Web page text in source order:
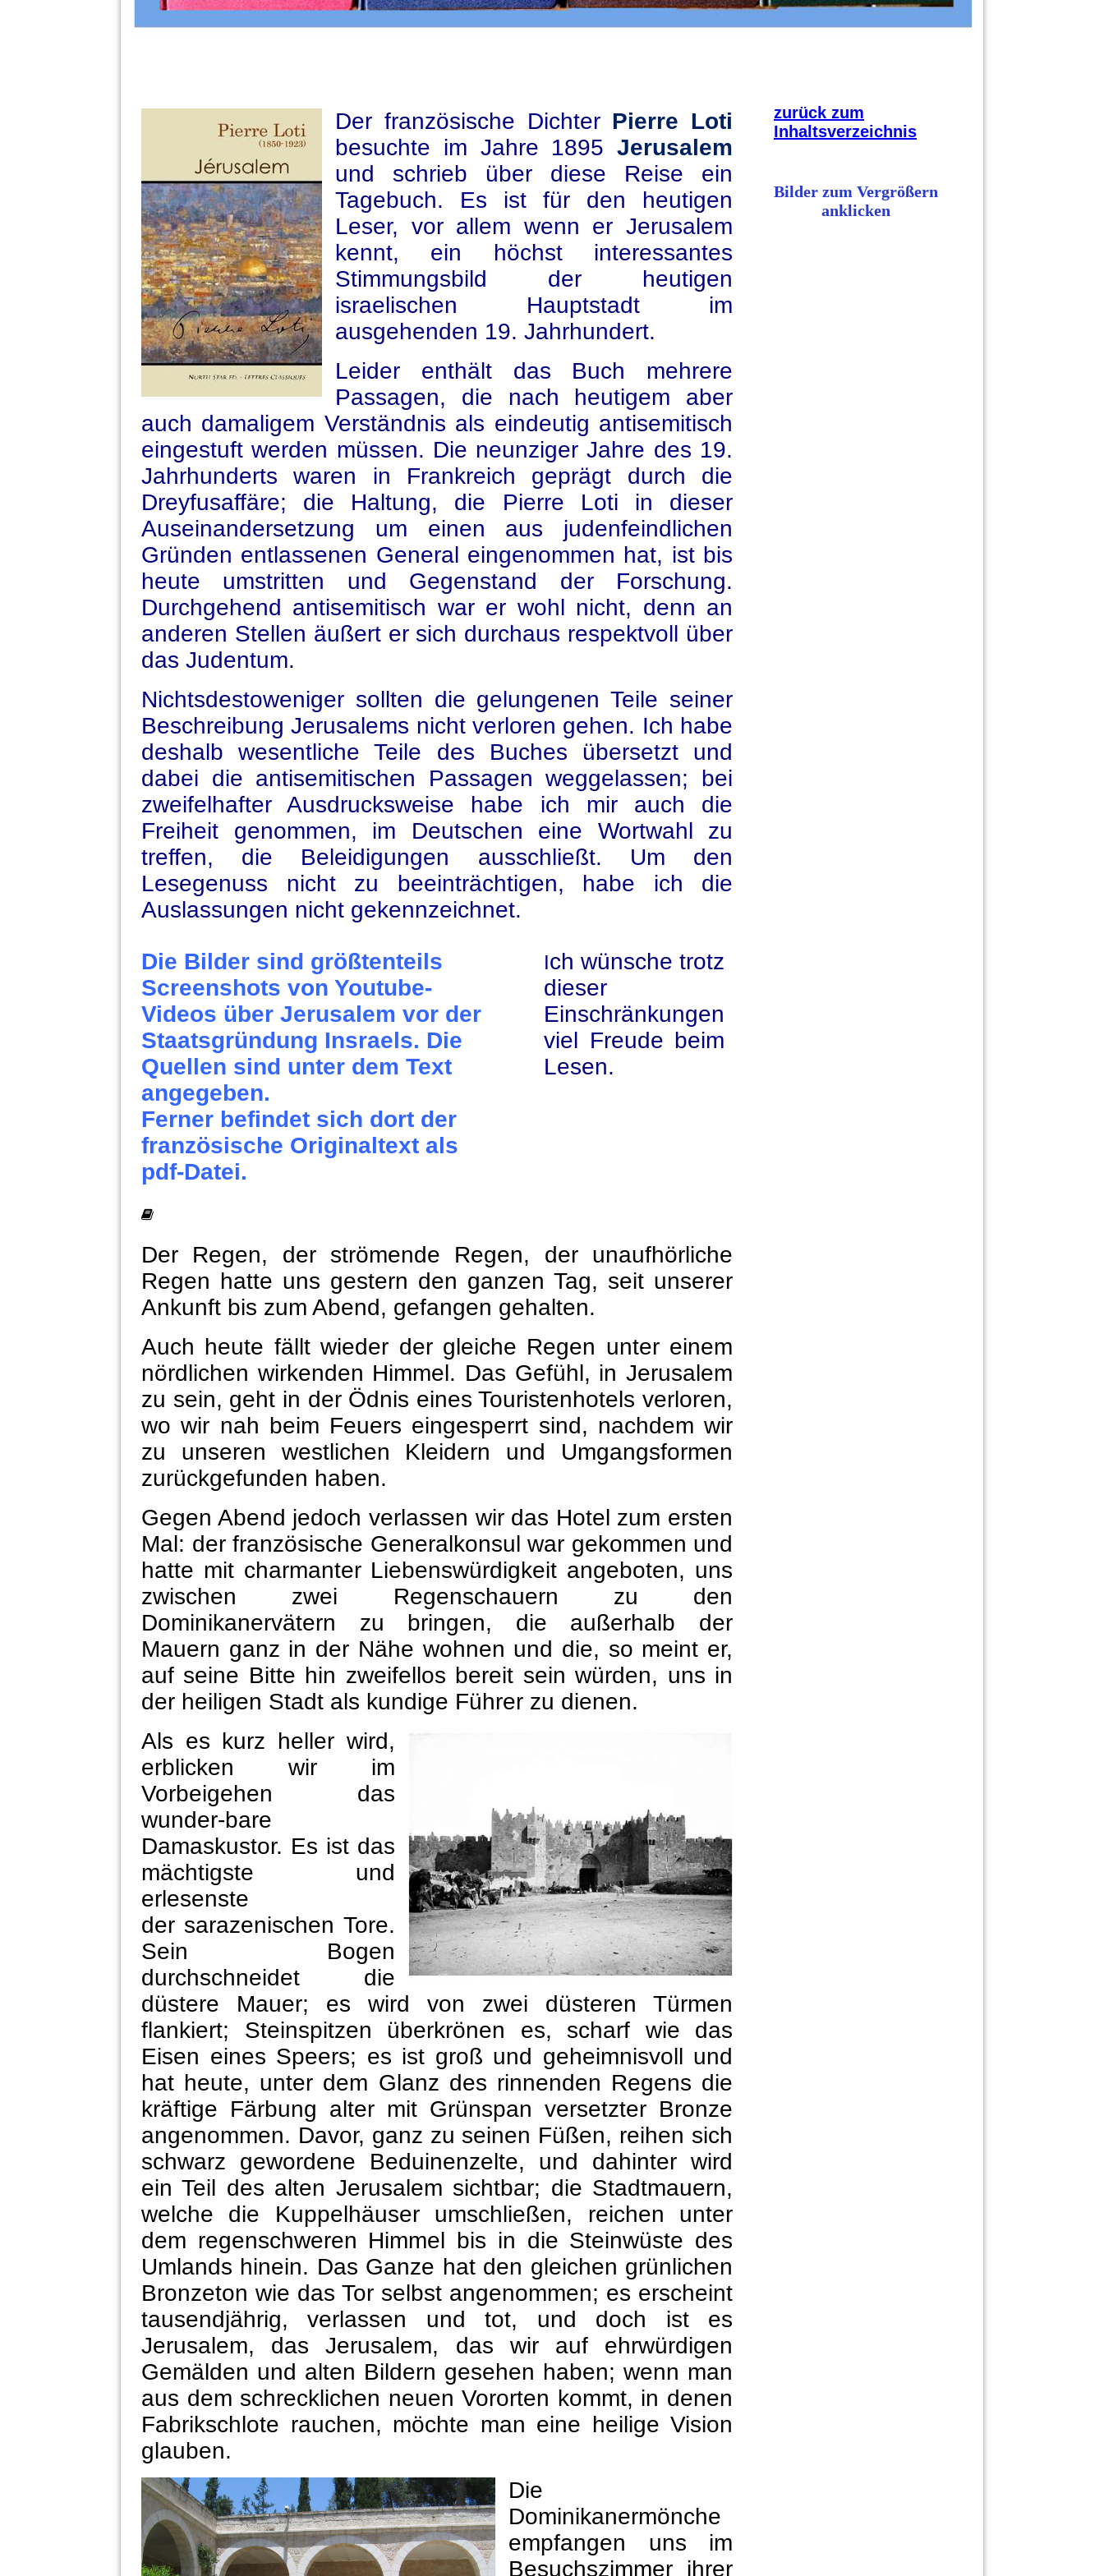
Der französische Dichter Pierre Loti
besuchte im Jahre 1895 Jerusalem
und schrieb über diese Reise ein
Tagebuch. Es ist für den heutigen
Leser, vor allem wenn er Jerusalem
kennt, ein höchst interessantes
Stimmungsbild der heutigen
israelischen Hauptstadt im
ausgehenden 19. Jahrhundert.
Leider enthält das Buch mehrere
Passagen, die nach heutigem aber
auch damaligem Verständnis als eindeutig antisemitisch
eingestuft werden müssen. Die neunziger Jahre des 19.
Jahrhunderts waren in Frankreich geprägt durch die
Dreyfusaffäre; die Haltung, die Pierre Loti in dieser
Auseinandersetzung um einen aus judenfeindlichen
Gründen entlassenen General eingenommen hat, ist bis
heute umstritten und Gegenstand der Forschung.
Durchgehend antisemitisch war er wohl nicht, denn an
anderen Stellen äußert er sich durchaus respektvoll über
das Judentum.
Nichtsdestoweniger sollten die gelungenen Teile seiner
Beschreibung Jerusalems nicht verloren gehen. Ich habe
deshalb wesentliche Teile des Buches übersetzt und
dabei die antisemitischen Passagen weggelassen; bei
zweifelhafter Ausdrucksweise habe ich mir auch die
Freiheit genommen, im Deutschen eine Wortwahl zu
treffen, die Beleidigungen ausschließt. Um den
Lesegenuss nicht zu beeinträchtigen, habe ich die
Auslassungen nicht gekennzeichnet.
Die Bilder sind größtenteils
Screenshots von Youtube-
Videos über Jerusalem vor der
Staatsgründung Insraels. Die
Quellen sind unter dem Text
angegeben.
Ferner befindet sich dort der
französische Originaltext als
pdf-Datei.
Ich wünsche trotz
dieser
Einschränkungen
viel Freude beim
Lesen.
Der Regen, der strömende Regen, der unaufhörliche
Regen hatte uns gestern den ganzen Tag, seit unserer
Ankunft bis zum Abend, gefangen gehalten.
Auch heute fällt wieder der gleiche Regen unter einem
nördlichen wirkenden Himmel. Das Gefühl, in Jerusalem
zu sein, geht in der Ödnis eines Touristenhotels verloren,
wo wir nah beim Feuers eingesperrt sind, nachdem wir
zu unseren westlichen Kleidern und Umgangsformen
zurückgefunden haben.
Gegen Abend jedoch verlassen wir das Hotel zum ersten
Mal: der französische Generalkonsul war gekommen und
hatte mit charmanter Liebenswürdigkeit angeboten, uns
zwischen zwei Regenschauern zu den
Dominikanervätern zu bringen, die außerhalb der
Mauern ganz in der Nähe wohnen und die, so meint er,
auf seine Bitte hin zweifellos bereit sein würden, uns in
der heiligen Stadt als kundige Führer zu dienen.
Als es kurz heller wird,
erblicken wir im
Vorbeigehen das
wunder-bare
Damaskustor. Es ist das
mächtigste und
erlesenste
der sarazenischen Tore.
Sein Bogen
durchschneidet die
düstere Mauer; es wird von zwei düsteren Türmen
flankiert; Steinspitzen überkrönen es, scharf wie das
Eisen eines Speers; es ist groß und geheimnisvoll und
hat heute, unter dem Glanz des rinnenden Regens die
kräftige Färbung alter mit Grünspan versetzter Bronze
angenommen. Davor, ganz zu seinen Füßen, reihen sich
schwarz gewordene Beduinenzelte, und dahinter wird
ein Teil des alten Jerusalem sichtbar; die Stadtmauern,
welche die Kuppelhäuser umschließen, reichen unter
dem regenschweren Himmel bis in die Steinwüste des
Umlands hinein. Das Ganze hat den gleichen grünlichen
Bronzeton wie das Tor selbst angenommen; es erscheint
tausendjährig, verlassen und tot, und doch ist es
Jerusalem, das Jerusalem, das wir auf ehrwürdigen
Gemälden und alten Bildern gesehen haben; wenn man
aus dem schrecklichen neuen Vororten kommt, in denen
Fabrikschlote rauchen, möchte man eine heilige Vision
glauben.
Die
Dominikanermönche
empfangen uns im
Besuchszimmer ihrer
zurück zum
Inhaltsverzeichnis
Bilder zum Vergrößern
anklicken